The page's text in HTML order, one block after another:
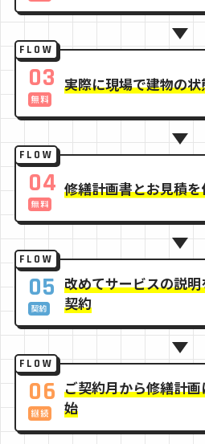
FLOW
03 実際に現場で建物の
FLOW
04 修繕計画書とお見積を
FLOW
05 改めてサービスの説
契約
FLOW
06 ご契約月から修繕計
始